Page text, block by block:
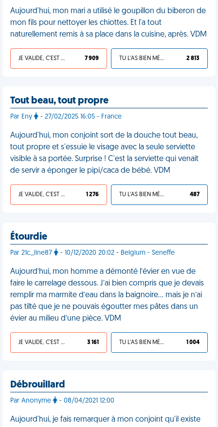
Aujourd'hui, mon mari a utilisé le goupillon du biberon de
mon fils pour nettoyer les chiottes. Et l'a tout
naturellement remis à sa place dans la cuisine, après. VDM
JE VALIDE, C'EST UNE VDM 7 909 TU L'AS BIEN MÉRITÉ 2 813
Tout beau, tout propre
Par Eny - 27/02/2025 16:05 - France
Aujourd'hui, mon conjoint sort de la douche tout beau,
tout propre et s'essuie le visage avec la seule serviette
visible à sa portée. Surprise ! C'est la serviette qui venait
de servir a éponger le pipi/caca de bébé. VDM
JE VALIDE, C'EST UNE VDM 1 276 TU L'AS BIEN MÉRITÉ 487
Étourdie
Par 21c_line87 - 10/12/2020 20:02 - Belgium - Seneffe
Aujourd’hui, mon homme a démonté l’évier en vue de
faire le carrelage dessous. J’ai bien compris que je devais
remplir ma marmite d’eau dans la baignoire… mais je n’ai
pas tilté que je ne pouvais égoutter mes pâtes dans un
évier au milieu d’une pièce. VDM
JE VALIDE, C'EST UNE VDM 3 161 TU L'AS BIEN MÉRITÉ 1 004
Débrouillard
Par Anonyme - 08/04/2021 12:00
Aujourd'hui, je fais remarquer à mon conjoint qu'il existe